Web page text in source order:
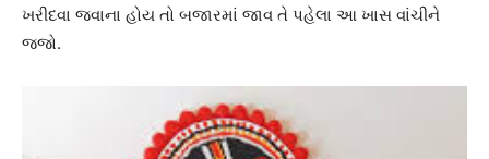
ખરીદવા જવાના હોય તો બજારમાં જાવ તે પહેલા આ ખાસ વાંચીને
જજો.